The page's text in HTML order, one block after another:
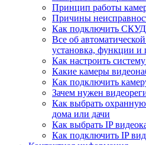
Принцип работы
Причины
Как подключить СКУД
Все об
установка, функции
Как настроить
Какие камеры
Как подключить
Зачем нужен
Как выбрать
дома или дачи
Как выбрать IP
Как подключить IP